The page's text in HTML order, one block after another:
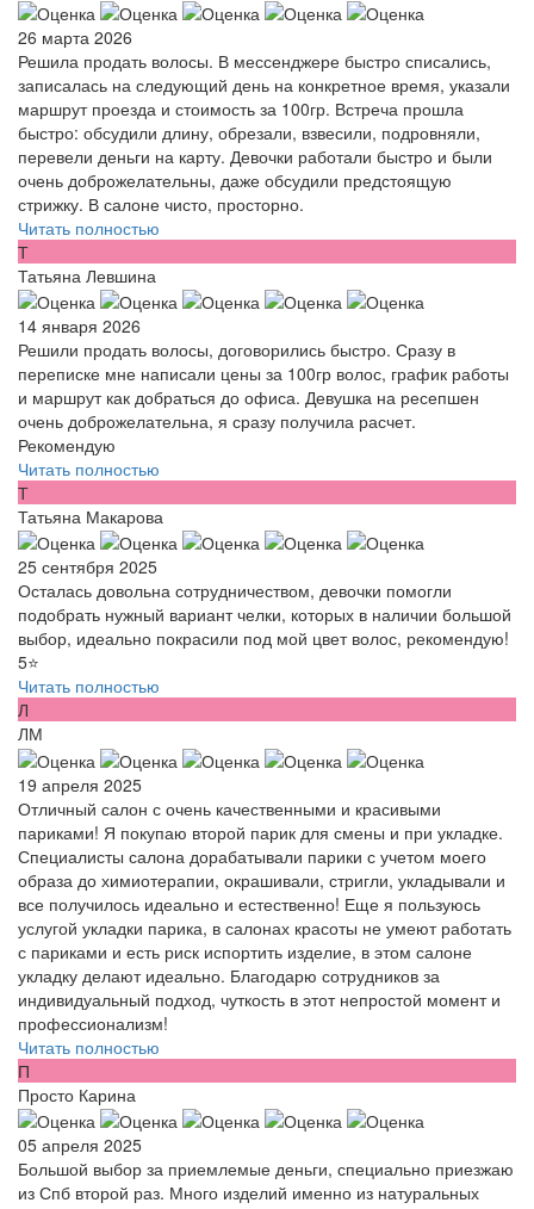
26 марта 2026
Решила продать волосы. В мессенджере быстро списались,
записалась на следующий день на конкретное время, указали
маршрут проезда и стоимость за 100гр. Встреча прошла
быстро: обсудили длину, обрезали, взвесили, подровняли,
перевели деньги на карту. Девочки работали быстро и были
очень доброжелательны, даже обсудили предстоящую
стрижку. В салоне чисто, просторно.
Читать полностью
Т
Татьяна Левшина
14 января 2026
Решили продать волосы, договорились быстро. Сразу в
переписке мне написали цены за 100гр волос, график работы
и маршрут как добраться до офиса. Девушка на ресепшен
очень доброжелательна, я сразу получила расчет.
Рекомендую
Читать полностью
Т
Татьяна Макарова
25 сентября 2025
Осталась довольна сотрудничеством, девочки помогли
подобрать нужный вариант челки, которых в наличии большой
выбор, идеально покрасили под мой цвет волос, рекомендую!
5⭐️
Читать полностью
Л
ЛМ
19 апреля 2025
Отличный салон с очень качественными и красивыми
париками! Я покупаю второй парик для смены и при укладке.
Специалисты салона дорабатывали парики с учетом моего
образа до химиотерапии, окрашивали, стригли, укладывали и
все получилось идеально и естественно! Еще я пользуюсь
услугой укладки парика, в салонах красоты не умеют работать
с париками и есть риск испортить изделие, в этом салоне
укладку делают идеально. Благодарю сотрудников за
индивидуальный подход, чуткость в этот непростой момент и
профессионализм!
Читать полностью
П
Просто Карина
05 апреля 2025
Большой выбор за приемлемые деньги, специально приезжаю
из Спб второй раз. Много изделий именно из натуральных